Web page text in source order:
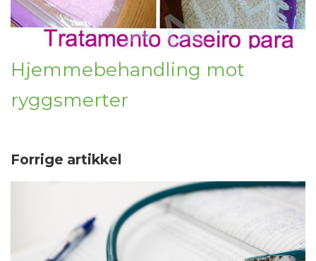
Hjemmebehandling mot
ryggsmerter
Forrige artikkel